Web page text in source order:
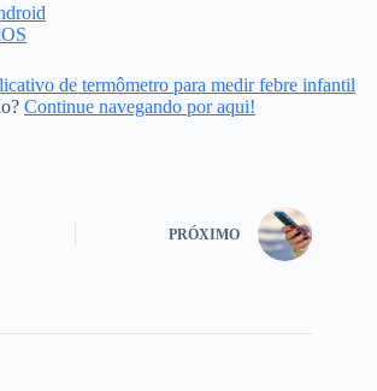
de termômetro para medir febre infantil
Continue navegando por aqui!
PRÓXIMO